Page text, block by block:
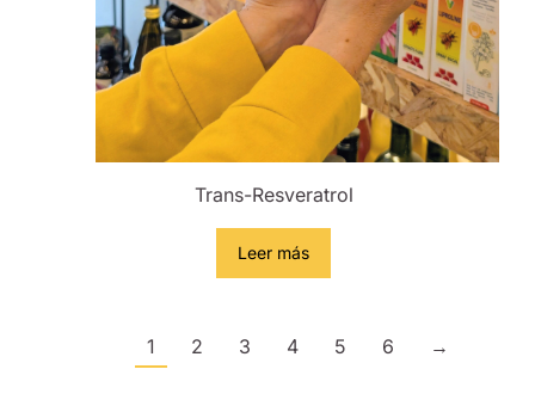
Trans-Resveratrol
Leer más
1 2 3 4 5 6 →